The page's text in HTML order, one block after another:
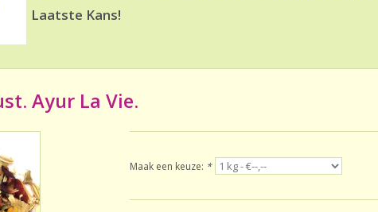
Laatste Kans!
Ayur La Vie.
Maak een keuze: *